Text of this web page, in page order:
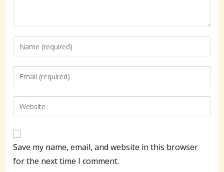
Enter
your
name
to
comment
Enter
your
email
address
Enter
your
URL
(optional)
Save my name, email, and website in this browser
for the next time I comment.